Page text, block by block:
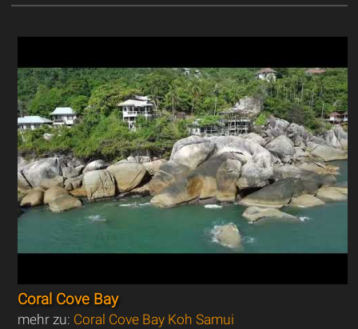
Coral Cove Bay
mehr zu: Coral Cove Bay Koh Samui